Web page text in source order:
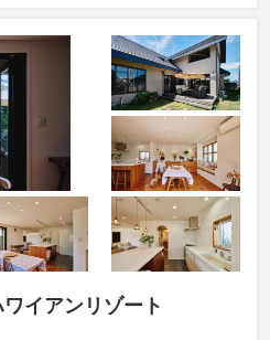
イアンリゾート